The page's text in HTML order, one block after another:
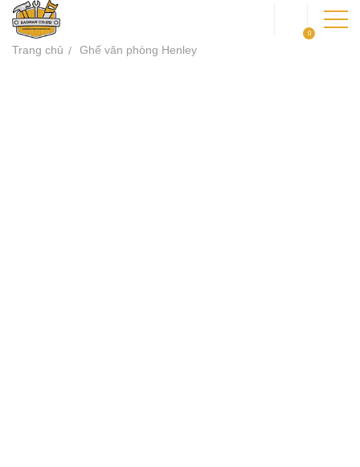
0
Trang chủ Ghế văn phòng Henley